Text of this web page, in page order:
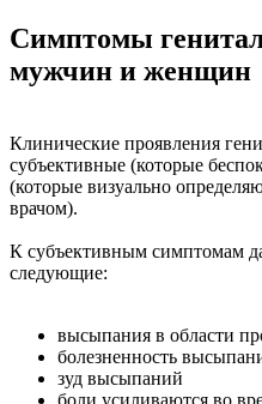
Симптомы
мужчин и женщин
Клинические проявления
субъективные (которые
(которые визуально
врачом).
К субъективным симптомам
следующие:
высыпания в области
болезненность
зуд высыпаний
боли усиливаются во